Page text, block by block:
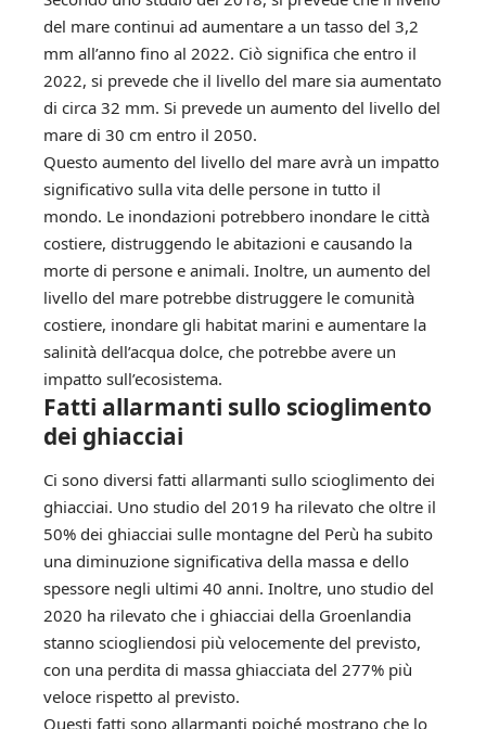
del mare continui ad aumentare a un tasso del 3,2
mm all’anno fino al 2022. Ciò significa che entro il
2022, si prevede che il livello del mare sia aumentato
di circa 32 mm. Si prevede un aumento del livello del
mare di 30 cm entro il 2050.
Questo aumento del livello del mare avrà un impatto
significativo sulla vita delle persone in tutto il
mondo. Le inondazioni potrebbero inondare le città
costiere, distruggendo le abitazioni e causando la
morte di persone e animali. Inoltre, un aumento del
livello del mare potrebbe distruggere le comunità
costiere, inondare gli habitat marini e aumentare la
salinità dell’acqua dolce, che potrebbe avere un
impatto sull’ecosistema.
Fatti allarmanti sullo scioglimento
dei ghiacciai
Ci sono diversi fatti allarmanti sullo scioglimento dei
ghiacciai. Uno studio del 2019 ha rilevato che oltre il
50% dei ghiacciai sulle montagne del Perù ha subito
una diminuzione significativa della massa e dello
spessore negli ultimi 40 anni. Inoltre, uno studio del
2020 ha rilevato che i ghiacciai della Groenlandia
stanno sciogliendosi più velocemente del previsto,
con una perdita di massa ghiacciata del 277% più
veloce rispetto al previsto.
Questi fatti sono allarmanti poiché mostrano che lo